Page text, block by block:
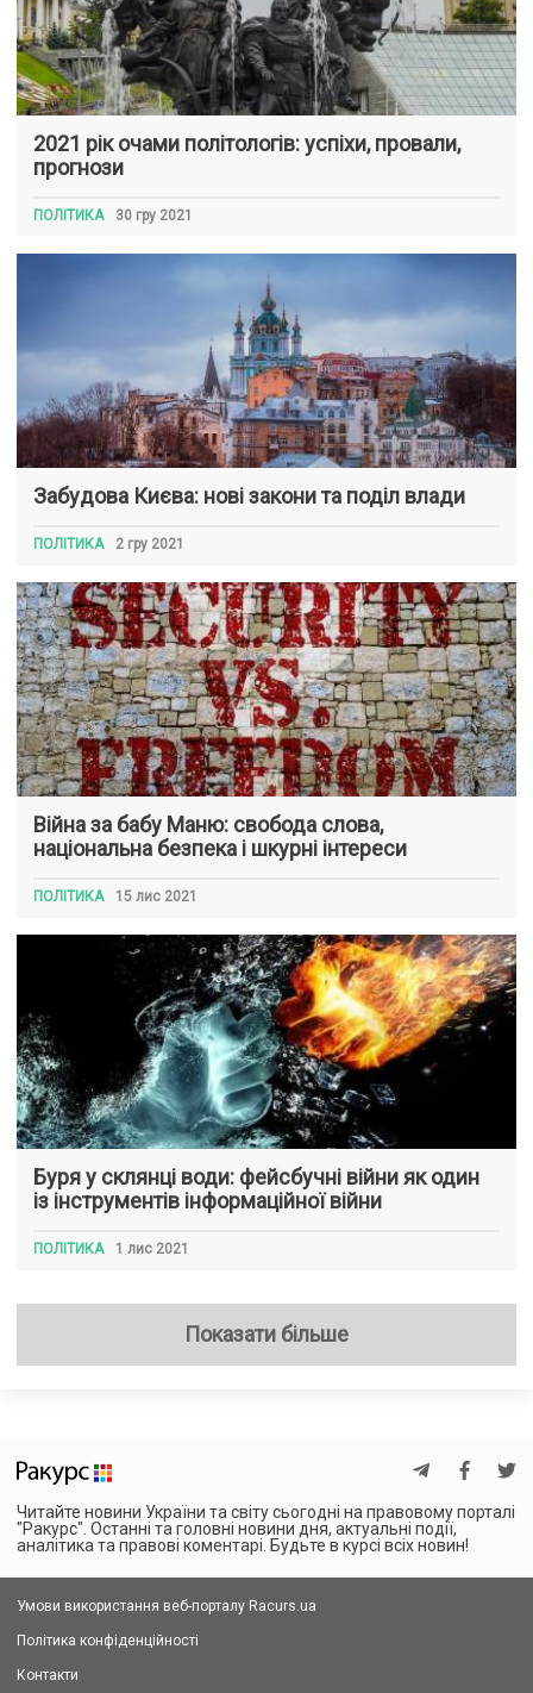
2021 рік очами політологів: успіхи, провали,
прогнози
ПОЛІТИКА 30 гру 2021
Забудова Києва: нові закони та поділ влади
ПОЛІТИКА 2 гру 2021
Війна за бабу Маню: свобода слова,
національна безпека і шкурні інтереси
ПОЛІТИКА 15 лис 2021
Буря у склянці води: фейсбучні війни як один
із інструментів інформаційної війни
ПОЛІТИКА 1 лис 2021
Показати більше
Читайте новини України та світу сьогодні на правовому порталі
"Ракурс". Останні та головні новини дня, актуальні події,
аналітика та правові коментарі. Будьте в курсі всіх новин!
Умови використання веб-порталу Racurs.ua
Політика конфіденційності
Контакти